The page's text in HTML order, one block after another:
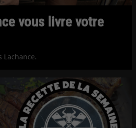
vous livre votre
Lachance.